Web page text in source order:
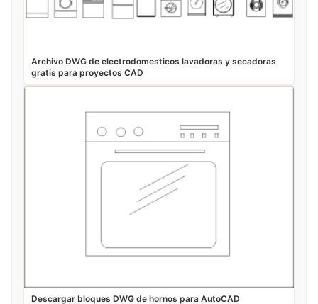
Archivo DWG de electrodomesticos lavadoras y secadoras
gratis para proyectos CAD
Descargar bloques DWG de hornos para AutoCAD